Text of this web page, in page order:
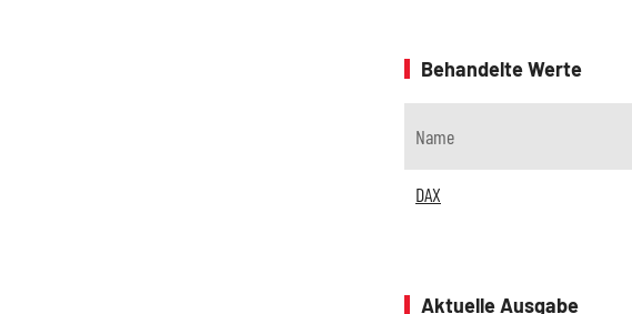
Behandelte Werte
Name
DAX
Aktuelle Ausgabe